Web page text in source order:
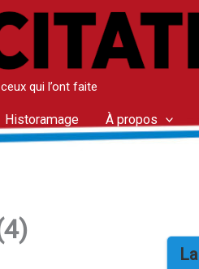
qui l’ont faite
Historamage À propos